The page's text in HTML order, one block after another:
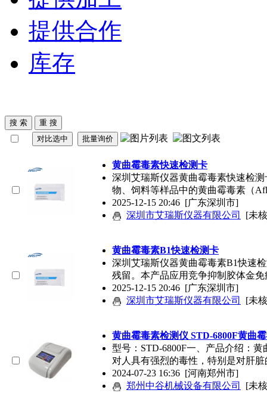
提供合作
库存
黄曲霉毒素快速检测卡
深圳艾瑞斯仪器黄曲霉毒素快速检测
物、饲料等样品中的黄曲霉毒素 （
2025-12-15 20:46 [广东深圳市]
深圳市艾瑞斯仪器有限公司
[未
黄曲霉毒素B1快速检测卡
深圳艾瑞斯仪器黄曲霉毒素B1快速
残留。本产品应用竞争抑制胶体金免
2025-12-15 20:46 [广东深圳市]
深圳市艾瑞斯仪器有限公司
[未
黄曲霉毒素检测仪 STD-6800F黄曲
型号：STD-6800F一、产品介绍： 黄
对人具有强烈的毒性，特别是对肝
2024-07-23 16:36 [河南郑州市]
郑州中谷机械设备有限公司
[未